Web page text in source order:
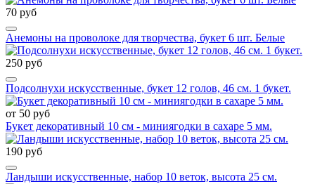
70 руб
Анемоны на проволоке для творчества, букет 6 шт. Белые
250 руб
Подсолнухи искусственные, букет 12 голов, 46 см. 1 букет.
от 50 руб
Букет декоративный 10 см - миниягодки в сахаре 5 мм.
190 руб
Ландыши искусственные, набор 10 веток, высота 25 см.